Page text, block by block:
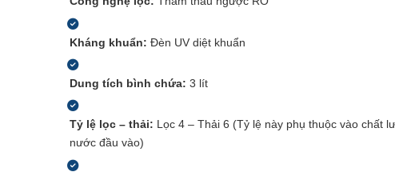
Kháng khuẩn:Đèn UV diệt khuẩn
Dung tích bình chứa:3 lít
Tỷ lệ lọc – thải: Lọc 4 – Thải 6 (Tỷ lệ này phụ thuộc vào chất
nước đầu vào)